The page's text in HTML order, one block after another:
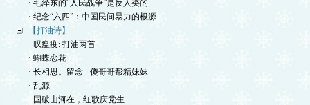
· 毛泽东的“人民战争”是反人类的
· 纪念“六四”：中国民间暴力的根源
【打油诗】
· 叹瘟疫: 打油两首
· 蝴蝶恋花
· 长相思。留念 - 傻哥哥帮精妹妹
· 乱源
· 国破山河在，红歌庆党生